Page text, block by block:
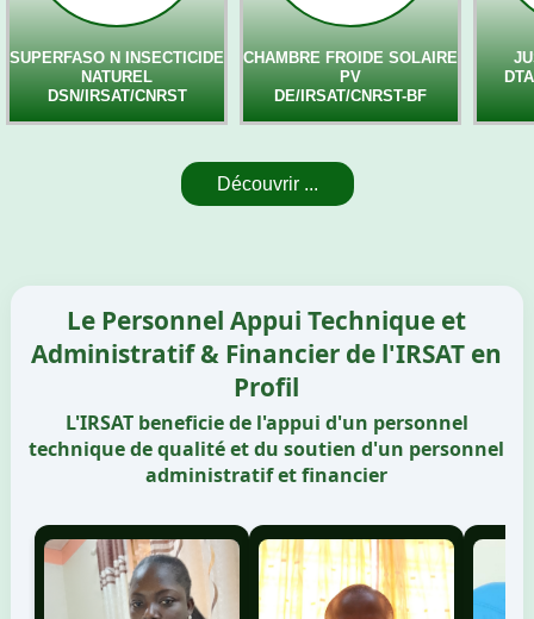
SUPERFASO N INSECTICIDE
NATUREL
DSN/IRSAT/CNRST
CHAMBRE FROIDE SOLAIRE
PV
DE/IRSAT/CNRST-BF
Découvrir ...
Le Personnel Appui Technique et
Administratif & Financier de l'IRSAT en
Profil
L'IRSAT beneficie de l'appui d'un personnel
technique de qualité et du soutien d'un personnel
administratif et financier